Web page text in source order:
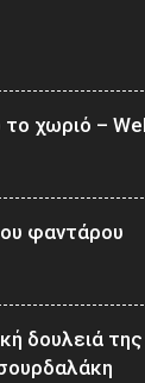
χωριό –
φαντάρου
δουλειά